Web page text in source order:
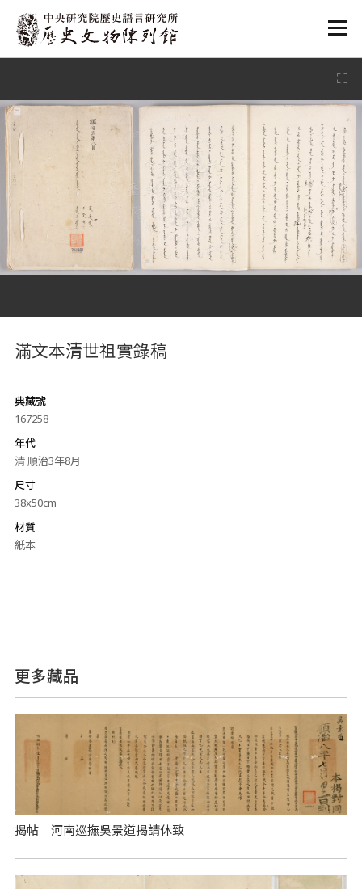
:::
滿文本清世祖實錄稿
典藏號
167258
年代
清 順治3年8月
尺寸
38x50cm
材質
紙本
更多藏品
揭帖 河南巡撫吳景道揭請休致